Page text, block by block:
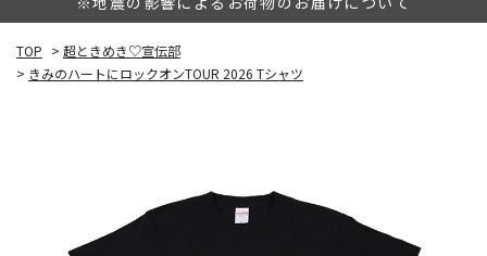
TOP > 超ときめき♡宣伝部
> きみのハートにロックオンTOUR 2026 Tシャツ